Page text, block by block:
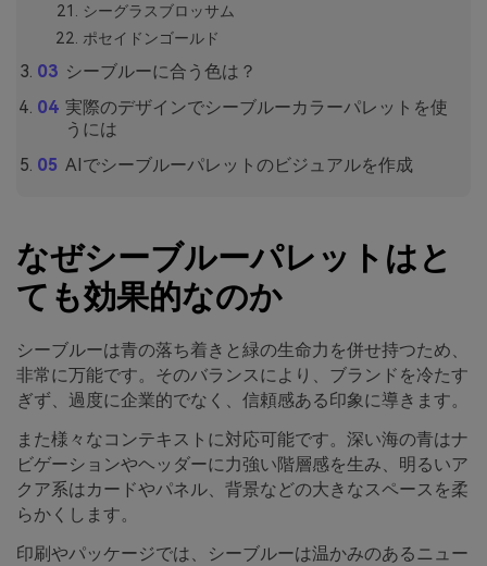
シーグラスブロッサム
ポセイドンゴールド
シーブルーに合う色は？
実際のデザインでシーブルーカラーパレットを使
うには
AIでシーブルーパレットのビジュアルを作成
なぜシーブルーパレットはと
ても効果的なのか
シーブルーは青の落ち着きと緑の生命力を併せ持つため、
非常に万能です。そのバランスにより、ブランドを冷たす
ぎず、過度に企業的でなく、信頼感ある印象に導きます。
また様々なコンテキストに対応可能です。深い海の青はナ
ビゲーションやヘッダーに力強い階層感を生み、明るいア
クア系はカードやパネル、背景などの大きなスペースを柔
らかくします。
印刷やパッケージでは、シーブルーは温かみのあるニュー